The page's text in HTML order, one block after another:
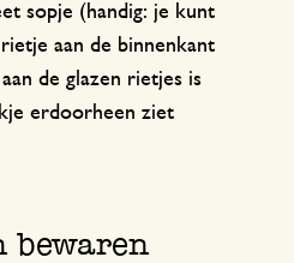
sopje (handig: je kunt
aan de binnenkant
de glazen rietjes is
erdoorheen ziet
bewaren